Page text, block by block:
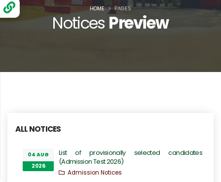
Notices Preview
HOME PAGES
ALL NOTICES
04 AUG
2026
List of provisionally selected candidates
(Admission Test 2026)
Admission Notices